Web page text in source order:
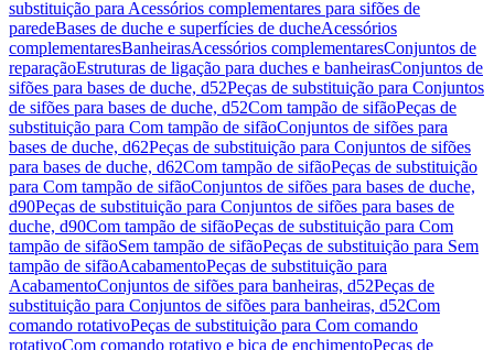
substituição para Acessórios complementares para sifões de
paredeBases de duche e superfícies de ducheAcessórios
complementaresBanheirasAcessórios complementaresConjuntos de
reparaçãoEstruturas de ligação para duches e banheirasConjuntos de
sifões para bases de duche, d52Peças de substituição para Conjuntos
de sifões para bases de duche, d52Com tampão de sifãoPeças de
substituição para Com tampão de sifãoConjuntos de sifões para
bases de duche, d62Peças de substituição para Conjuntos de sifões
para bases de duche, d62Com tampão de sifãoPeças de substituição
para Com tampão de sifãoConjuntos de sifões para bases de duche,
d90Peças de substituição para Conjuntos de sifões para bases de
duche, d90Com tampão de sifãoPeças de substituição para Com
tampão de sifãoSem tampão de sifãoPeças de substituição para Sem
tampão de sifãoAcabamentoPeças de substituição para
AcabamentoConjuntos de sifões para banheiras, d52Peças de
substituição para Conjuntos de sifões para banheiras, d52Com
comando rotativoPeças de substituição para Com comando
rotativoCom comando rotativo e bica de enchimentoPeças de